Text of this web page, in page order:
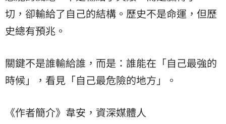
切，卻輸給了自己的結構。歷史不是命運，但歷
史總有預兆。
關鍵不是誰輸給誰，而是：誰能在「自己最強的
時候」，看見「自己最危險的地方」。
《作者簡介》韋安，資深媒體人